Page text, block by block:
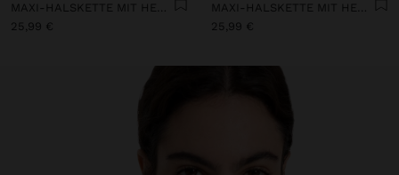
MAXI-HALSKETTE MIT HERZANHÄNGER
25,99 €
MAXI-HALSKETTE MIT HERZANHÄNGER
25,99 €